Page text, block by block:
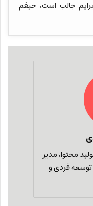
جالب است، حیفم
محتوا، مدیر
فردی و